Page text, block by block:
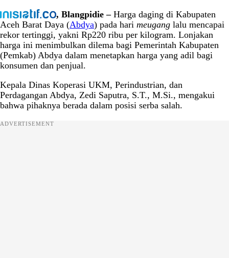
, Blangpidie –Harga daging di Kabupaten
Aceh Barat Daya (Abdya) pada hari meugang lalu mencapai
rekor tertinggi, yakni Rp220 ribu per kilogram. Lonjakan
harga ini menimbulkan dilema bagi Pemerintah Kabupaten
(Pemkab) Abdya dalam menetapkan harga yang adil bagi
konsumen dan penjual.
Kepala Dinas Koperasi UKM, Perindustrian, dan
Perdagangan Abdya, Zedi Saputra, S.T., M.Si., mengakui
bahwa pihaknya berada dalam posisi serba salah.
ADVERTISEMENT